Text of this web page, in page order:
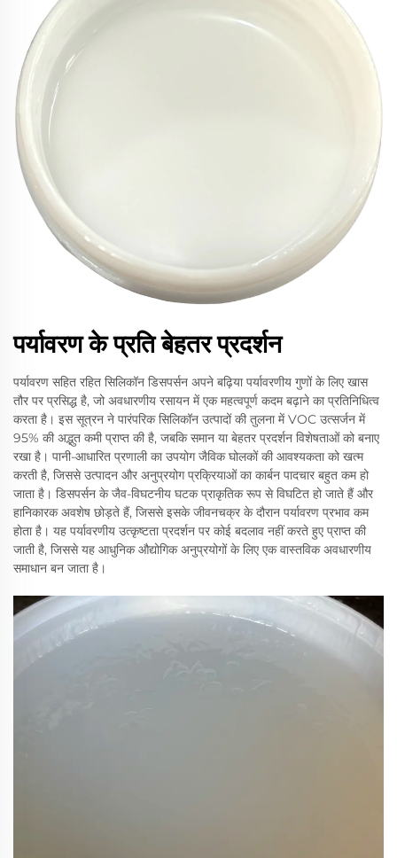
पर्यावरण के प्रति बेहतर प्रदर्शन
पर्यावरण सहित रहित सिलिकॉन डिसपर्सन अपने बढ़िया पर्यावरणीय गुणों के लिए खास
तौर पर प्रसिद्ध है, जो अवधारणीय रसायन में एक महत्वपूर्ण कदम बढ़ाने का प्रतिनिधित्व
करता है। इस सूत्रन ने पारंपरिक सिलिकॉन उत्पादों की तुलना में VOC उत्सर्जन में
95% की अद्भुत कमी प्राप्त की है, जबकि समान या बेहतर प्रदर्शन विशेषताओं को बनाए
रखा है। पानी-आधारित प्रणाली का उपयोग जैविक घोलकों की आवश्यकता को खत्म
करती है, जिससे उत्पादन और अनुप्रयोग प्रक्रियाओं का कार्बन पादचार बहुत कम हो
जाता है। डिसपर्सन के जैव-विघटनीय घटक प्राकृतिक रूप से विघटित हो जाते हैं और
हानिकारक अवशेष छोड़ते हैं, जिससे इसके जीवनचक्र के दौरान पर्यावरण प्रभाव कम
होता है। यह पर्यावरणीय उत्कृष्टता प्रदर्शन पर कोई बदलाव नहीं करते हुए प्राप्त की
जाती है, जिससे यह आधुनिक औद्योगिक अनुप्रयोगों के लिए एक वास्तविक अवधारणीय
समाधान बन जाता है।